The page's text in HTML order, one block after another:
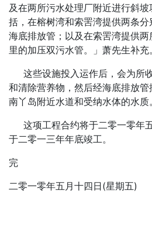
及在两所污水处理厂附近进行斜
括，在榕树湾和索罟湾提供两条
海底排放管；以及在索罟湾提供
里的加压双污水管。」萧先生补充。
这些设施投入运作后，会为所
和清除营养物，然后经海底排放
南丫岛附近水道和受纳水体的水质。
这项工程合约将于二零一零年
于二零一三年年底竣工。
完
二零一零年五月十四日(星期五)